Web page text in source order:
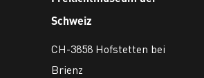
Schweiz
CH-3858 Hofstetten bei
Brienz